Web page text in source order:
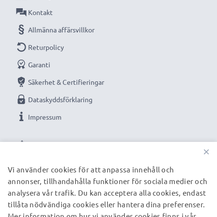
Cellteknik: litium Ion
Färg: svart
Optimerat för bland annat:
CT72, CT75, CV72, CV75, CXL70, CXL75, CXT75,
CXV70 telefon, mobiltelefon, smartphone med flera
Ersättningsbatteri från CELLONIC – hög kvalitet till ett
rimligt pris.
Vi grundades år 2004 och är en internationell
specialist som erbjuder kvalitetsprodukter. Därför har
vi en garanti på 36 månader!
VÅRA BETALNINGSALTERNATIV
Kontakt
Allmänna affärsvillkor
Returpolicy
Garanti
Säkerhet & Certifieringar
Dataskyddsförklaring
Impressum
VÅRA FRAKTPARTNERS
×
Vi använder cookies för att anpassa innehåll och
annonser, tillhandahålla funktioner för sociala medier och
analysera vår trafik. Du kan acceptera alla cookies, endast
tillåta nödvändiga cookies eller hantera dina preferenser.